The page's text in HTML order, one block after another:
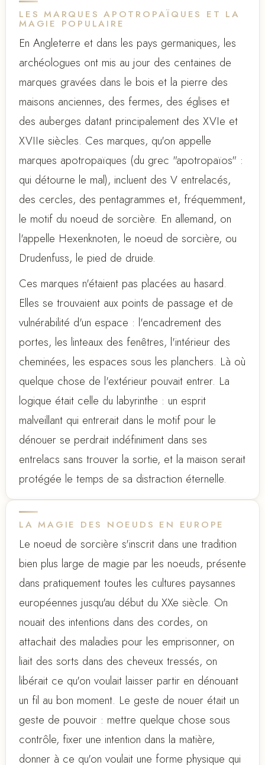
LES MARQUES APOTROPAÏQUES ET LA
MAGIE POPULAIRE
En Angleterre et dans les pays germaniques, les
archéologues ont mis au jour des centaines de
marques gravées dans le bois et la pierre des
maisons anciennes, des fermes, des églises et
des auberges datant principalement des XVIe et
XVIIe siècles. Ces marques, qu'on appelle
marques apotropaïques (du grec "apotropaïos" :
qui détourne le mal), incluent des V entrelacés,
des cercles, des pentagrammes et, fréquemment,
le motif du noeud de sorcière. En allemand, on
l'appelle Hexenknoten, le noeud de sorcière, ou
Drudenfuss, le pied de druide.
Ces marques n'étaient pas placées au hasard.
Elles se trouvaient aux points de passage et de
vulnérabilité d'un espace : l'encadrement des
portes, les linteaux des fenêtres, l'intérieur des
cheminées, les espaces sous les planchers. Là où
quelque chose de l'extérieur pouvait entrer. La
logique était celle du labyrinthe : un esprit
malveillant qui entrerait dans le motif pour le
dénouer se perdrait indéfiniment dans ses
entrelacs sans trouver la sortie, et la maison serait
protégée le temps de sa distraction éternelle.
LA MAGIE DES NOEUDS EN EUROPE
Le noeud de sorcière s'inscrit dans une tradition
bien plus large de magie par les noeuds, présente
dans pratiquement toutes les cultures paysannes
européennes jusqu'au début du XXe siècle. On
nouait des intentions dans des cordes, on
attachait des maladies pour les emprisonner, on
liait des sorts dans des cheveux tressés, on
libérait ce qu'on voulait laisser partir en dénouant
un fil au bon moment. Le geste de nouer était un
geste de pouvoir : mettre quelque chose sous
contrôle, fixer une intention dans la matière,
donner à ce qu'on voulait une forme physique qui